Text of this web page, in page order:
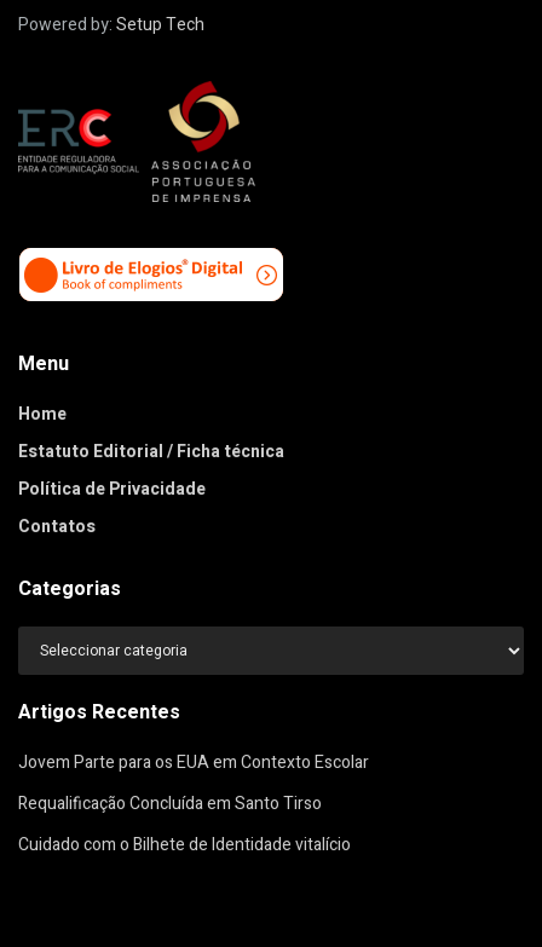
Powered by:Setup Tech
Menu
Home
Estatuto Editorial / Ficha técnica
Política de Privacidade
Contatos
Categorias
Categorias
Artigos Recentes
Jovem Parte para os EUA em Contexto Escolar
Requalificação Concluída em Santo Tirso
Cuidado com o Bilhete de Identidade vitalício